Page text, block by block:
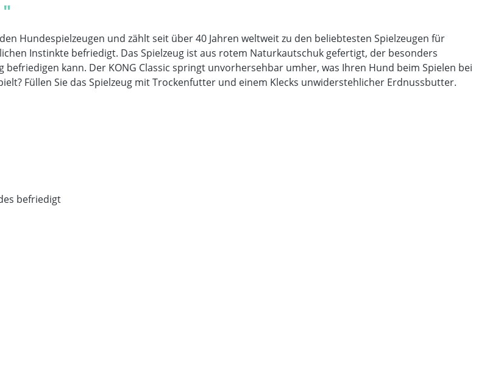
Hundespielzeugen und zählt seit über 40 Jahren weltweit zu den beliebtesten Spielzeugen für
Instinkte befriedigt. Das Spielzeug ist aus rotem Naturkautschuk gefertigt, der besonders
kann. Der KONG Classic springt unvorhersehbar umher, was Ihren Hund beim Spielen bei
Füllen Sie das Spielzeug mit Trockenfutter und einem Klecks unwiderstehlicher Erdnussbutter.
befriedigt